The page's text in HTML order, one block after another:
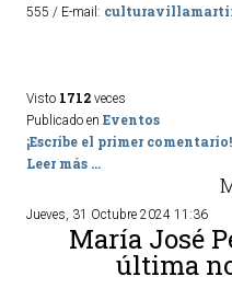
555 / E-mail:
Visto 1712 veces
Publicado en Eventos
¡Escribe el primer comentario!
Leer más ...
Jueves, 31 Octubre 2024 11:36
María José
última